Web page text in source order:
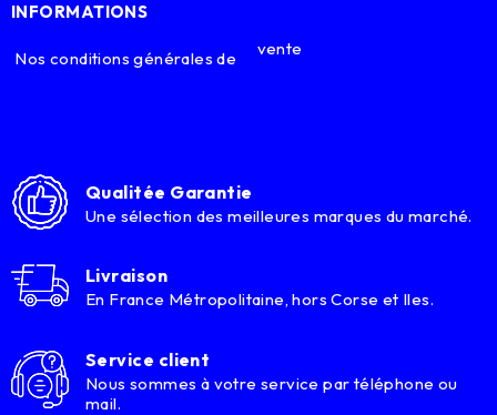
INFORMATIONS
Nos conditions générales de vente
Qualitée Garantie
Une sélection des meilleures marques du marché.
Livraison
En France Métropolitaine, hors Corse et Iles.
Service client
Nous sommes à votre service par téléphone ou
mail.